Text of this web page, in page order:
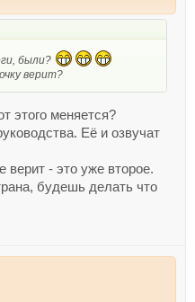
были?
верит?
этого меняется?
Её и озвучат
верит - это уже второе.
будешь делать что